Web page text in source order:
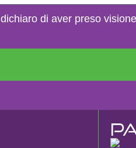
di aver preso visione